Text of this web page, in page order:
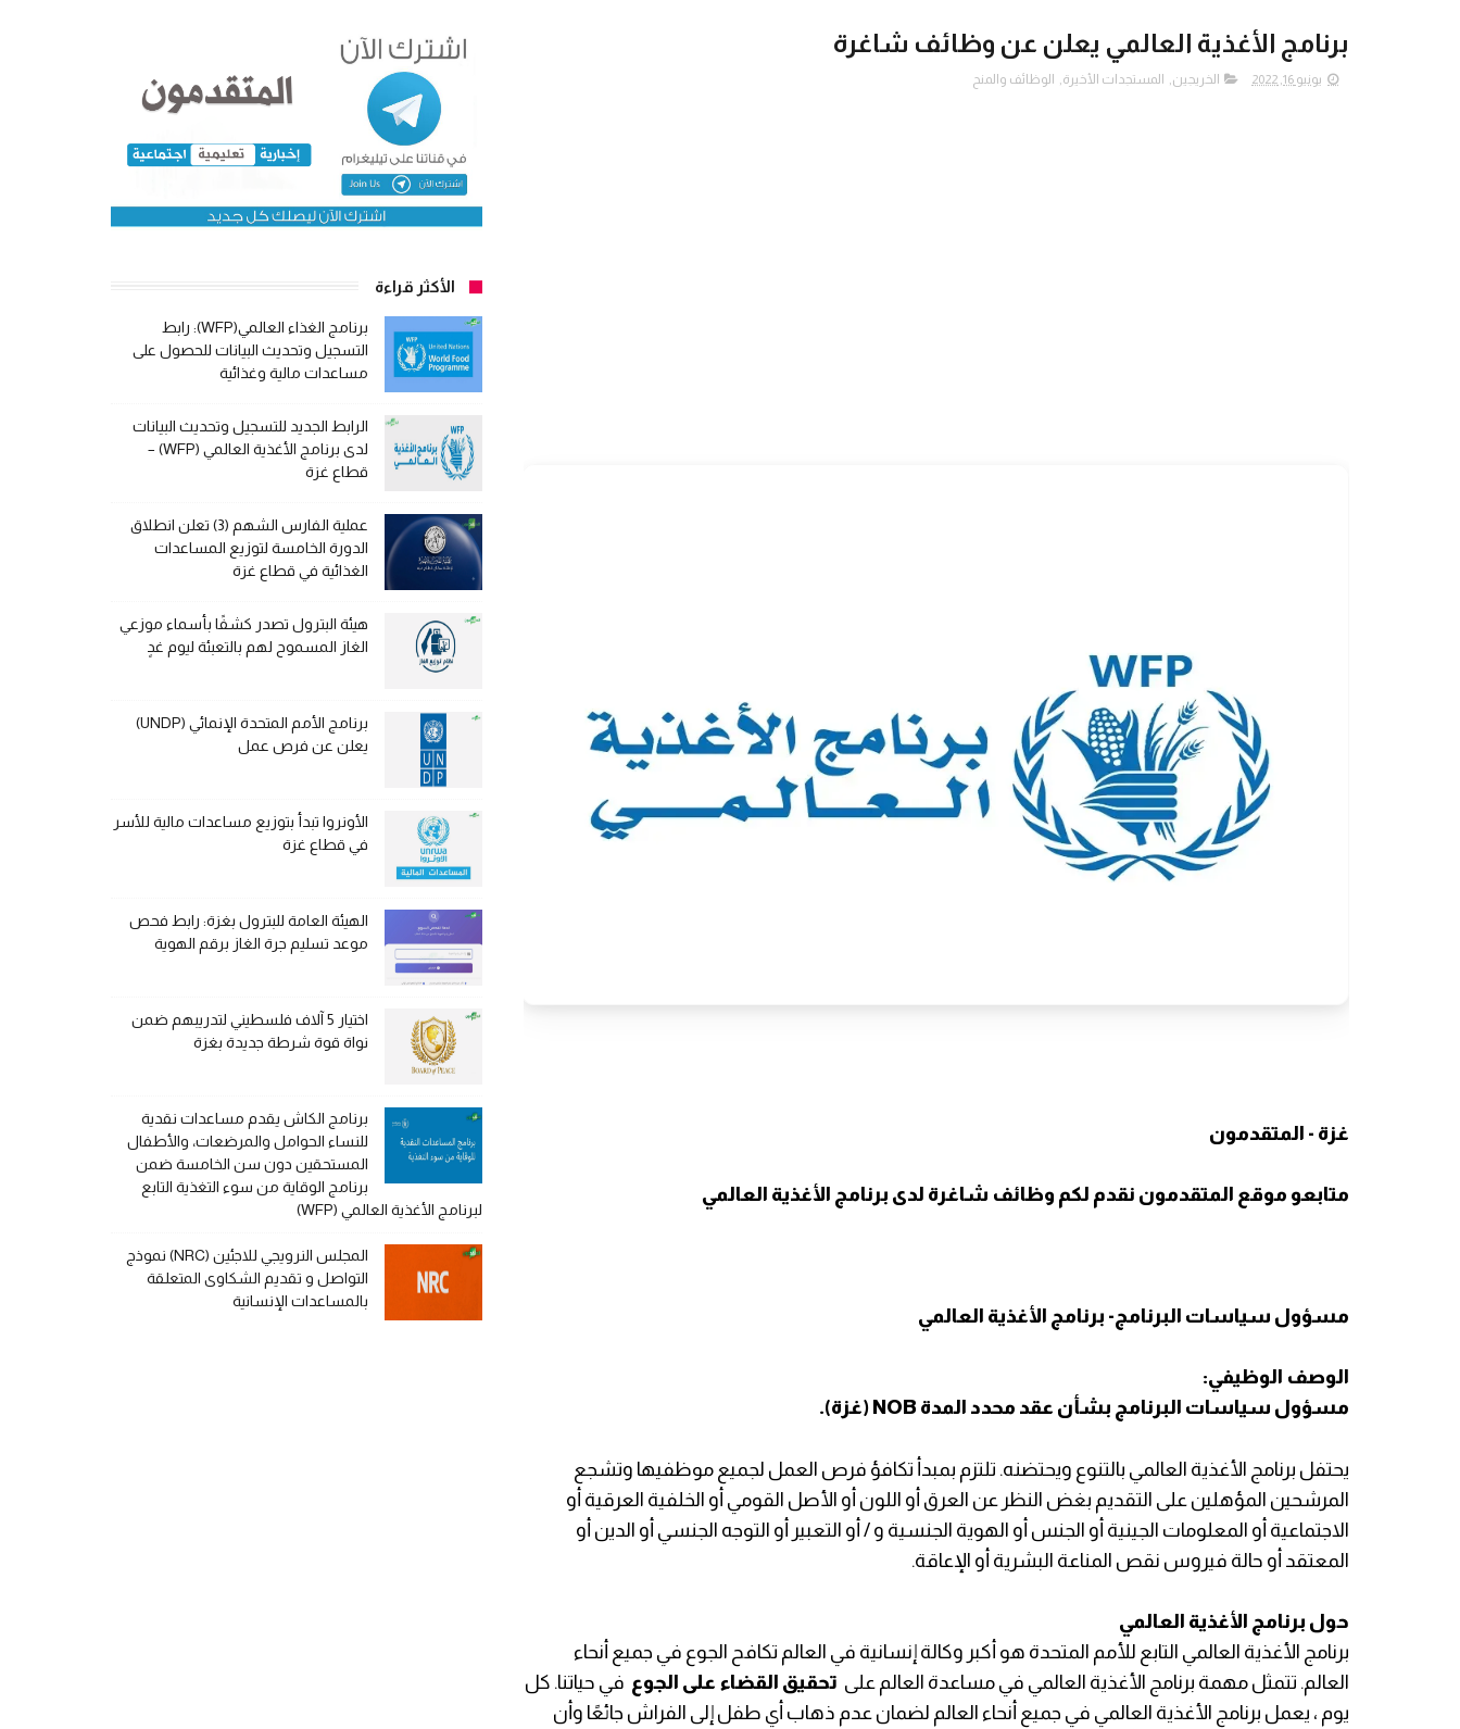
برنامج الأغذية العالمي يعلن عن وظائف شاغرة
يونيو 16, 2022 الخريجين, المستجدات الأخيرة, الوظائف والمنح
غزة - المتقدمون
متابعو موقع المتقدمون نقدم لكم وظائف شاغرة لدى برنامج الأغذية العالمي
مسؤول سياسات البرنامج- برنامج الأغذية العالمي
الوصف الوظيفي:
مسؤول سياسات البرنامج بشأن عقد محدد المدة NOB (غزة).
يحتفل برنامج الأغذية العالمي بالتنوع ويحتضنه. تلتزم بمبدأ تكافؤ فرص العمل لجميع موظفيها وتشجع
المرشحين المؤهلين على التقديم بغض النظر عن العرق أو اللون أو الأصل القومي أو الخلفية العرقية أو
الاجتماعية أو المعلومات الجينية أو الجنس أو الهوية الجنسية و / أو التعبير أو التوجه الجنسي أو الدين أو
المعتقد أو حالة فيروس نقص المناعة البشرية أو الإعاقة.
حول برنامج الأغذية العالمي
برنامج الأغذية العالمي التابع للأمم المتحدة هو أكبر وكالة إنسانية في العالم تكافح الجوع في جميع أنحاء
العالم. تتمثل مهمة برنامج الأغذية العالمي في مساعدة العالم على تحقيق القضاء على الجوع في حياتنا. كل
يوم ، يعمل برنامج الأغذية العالمي في جميع أنحاء العالم لضمان عدم ذهاب أي طفل إلى الفراش جائعًا وأن
الأكثر قراءة
برنامج الغذاء العالمي(WFP): رابط
التسجيل وتحديث البيانات للحصول على
مساعدات مالية وغذائية
الرابط الجديد للتسجيل وتحديث البيانات
لدى برنامج الأغذية العالمي (WFP) –
قطاع غزة
عملية الفارس الشهم (3) تعلن انطلاق
الدورة الخامسة لتوزيع المساعدات
الغذائية في قطاع غزة
هيئة البترول تصدر كشفًا بأسماء موزعي
الغاز المسموح لهم بالتعبئة ليوم غدٍ
برنامج الأمم المتحدة الإنمائي (UNDP)
يعلن عن فرص عمل
الأونروا تبدأ بتوزيع مساعدات مالية للأسر
في قطاع غزة
الهيئة العامة للبترول بغزة: رابط فحص
موعد تسليم جرة الغاز برقم الهوية
اختيار 5 آلاف فلسطيني لتدريبهم ضمن
نواة قوة شرطة جديدة بغزة
برنامج الكاش يقدم مساعدات نقدية
للنساء الحوامل والمرضعات، والأطفال
المستحقين دون سن الخامسة ضمن
برنامج الوقاية من سوء التغذية التابع
لبرنامج الأغذية العالمي (WFP)
المجلس النرويجي للاجئين (NRC) نموذج
التواصل و تقديم الشكاوى المتعلقة
بالمساعدات الإنسانية